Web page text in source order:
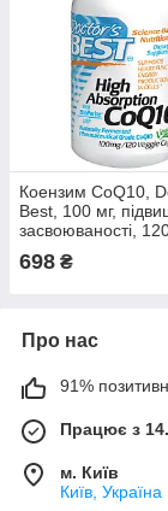
Коензим CoQ10,
Best, 100 мг,
засвоюваності,
капсул.
698 ₴
Про нас
91%
Працює з
м. Київ
Київ, Україна